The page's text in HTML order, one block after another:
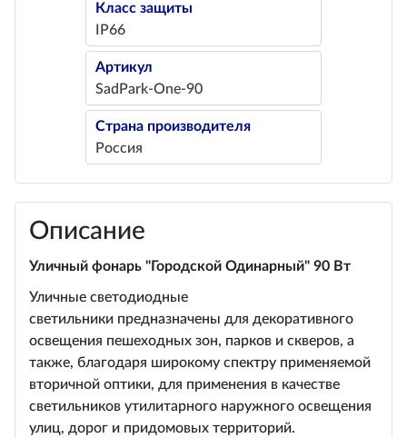
Класс защиты
IP66
Артикул
SadPark-One-90
Страна производителя
Россия
Описание
Уличный фонарь "Городской Одинарный" 90 Вт
Уличные светодиодные
светильники предназначены для декоративного
освещения пешеходных зон, парков и скверов, а
также, благодаря широкому спектру применяемой
вторичной оптики, для применения в качестве
светильников утилитарного наружного освещения
улиц, дорог и придомовых территорий.